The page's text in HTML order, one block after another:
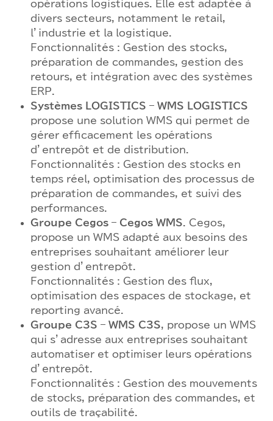
opérations logistiques. Elle est adaptée à
divers secteurs, notamment le retail,
l’industrie et la logistique.
Fonctionnalités : Gestion des stocks,
préparation de commandes, gestion des
retours, et intégration avec des systèmes
ERP.
Systèmes LOGISTICS – WMS LOGISTICS
propose une solution WMS qui permet de
gérer efficacement les opérations
d’entrepôt et de distribution.
Fonctionnalités : Gestion des stocks en
temps réel, optimisation des processus de
préparation de commandes, et suivi des
performances.
Groupe Cegos – Cegos WMS . Cegos,
propose un WMS adapté aux besoins des
entreprises souhaitant améliorer leur
gestion d’entrepôt.
Fonctionnalités : Gestion des flux,
optimisation des espaces de stockage, et
reporting avancé.
Groupe C3S – WMS C3S, propose un WMS
qui s’adresse aux entreprises souhaitant
automatiser et optimiser leurs opérations
d’entrepôt.
Fonctionnalités : Gestion des mouvements
de stocks, préparation des commandes, et
outils de traçabilité.